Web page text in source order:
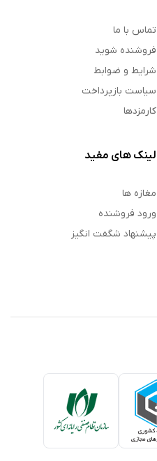
تماس با ما
فروشنده شوید
شرایط و ضوابط
سیاست بازپرداخت
کارمزدها
لینک های مفید
مغازه ها
ورود فروشنده
پیشنهاد شگفت انگیز